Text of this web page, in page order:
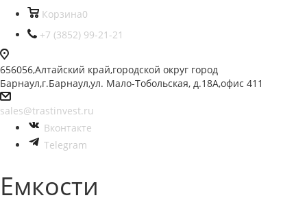
Корзина0
+7 (3852) 99-21-21
656056,Алтайский край,городской округ город
Барнаул,г.Барнаул,ул. Мало-Тобольская, д.18А,офис 411
sales@trastinvest.ru
Вконтакте
Telegram
Емкости